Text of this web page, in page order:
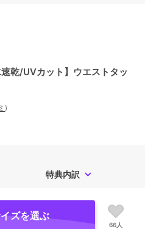
乾/UVカット】ウエストタッ
)
特典内訳
ズを選ぶ
66人